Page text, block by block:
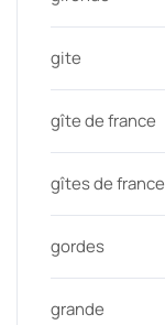
gite
gîte de france
gîtes de france
gordes
grande